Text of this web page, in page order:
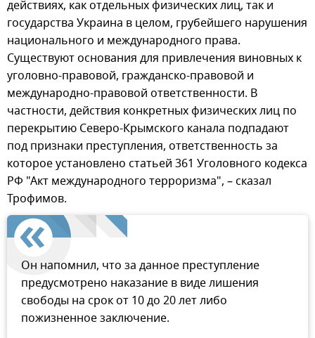
действиях, как отдельных физических лиц, так и
государства Украина в целом, грубейшего нарушения
национального и международного права.
Существуют основания для привлечения виновных к
уголовно-правовой, гражданско-правовой и
международно-правовой ответственности. В
частности, действия конкретных физических лиц по
перекрытию Северо-Крымского канала подпадают
под признаки преступления, ответственность за
которое установлено статьей 361 Уголовного кодекса
РФ "Акт международного терроризма", – сказал
Трофимов.
Он напомнил, что за данное преступление
предусмотрено наказание в виде лишения
свободы на срок от 10 до 20 лет либо
пожизненное заключение.